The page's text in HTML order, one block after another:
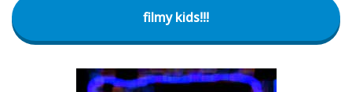
filmy kids!!!